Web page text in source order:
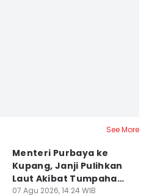
See More
Menteri Purbaya ke
Kupang, Janji Pulihkan
Laut Akibat Tumpahan
Minyak Montara
07 Agu 2026, 14:24 WIB